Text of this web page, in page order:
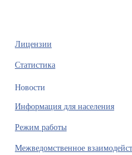
Лицензии
Статистика
Новости
Информация для населения
Режим работы
Межведомственное